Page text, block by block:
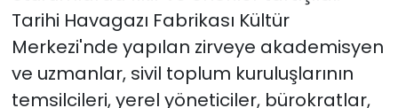
Tarihi Havagazı Fabrikası Kültür
Merkezi'nde yapılan zirveye akademisyen
ve uzmanlar, sivil toplum kuruluşlarının
temsilcileri, yerel yöneticiler, bürokratlar,